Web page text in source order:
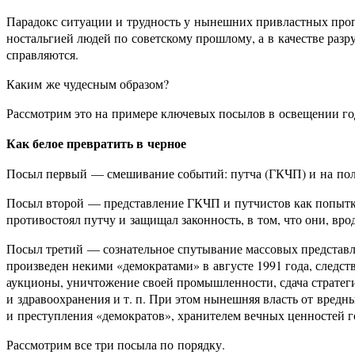
Парадокс ситуации и трудность у нынешних привластных
ностальгией людей по советскому прошлому, а в качестве
справляются.
Каким же чудесным образом?
Рассмотрим это на примере ключевых посылов в освещении
Как белое превратить в черное
Посыл первый — смешивание событий: путча (ГКЧП) и на
Посыл второй — представление ГКЧП и путчистов как
противостоял путчу и защищал законность, в том, что они,
Посыл третий — сознательное спутывание массовых
произведен некими «демократами» в августе 1991 года,
аукционы, уничтожение своей промышленности, сдача
и здравоохранения и т. п. При этом нынешняя власть от
и преступления «демократов», хранителем вечных ценностей
Рассмотрим все три посыла по порядку.